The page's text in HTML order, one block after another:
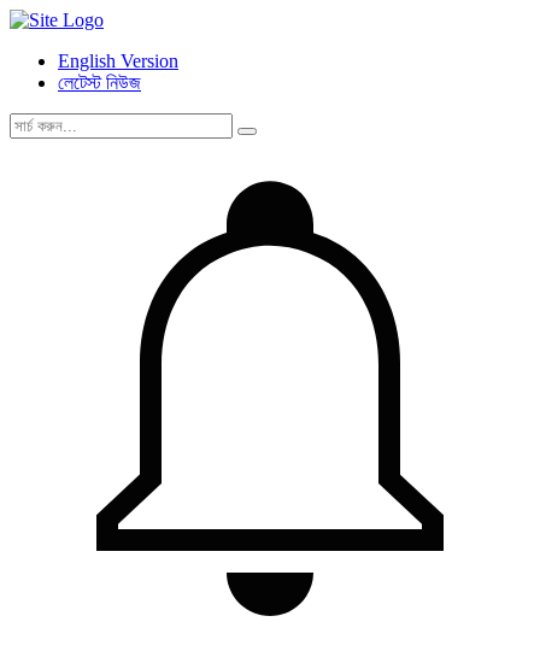
English Version
লেটেস্ট নিউজ